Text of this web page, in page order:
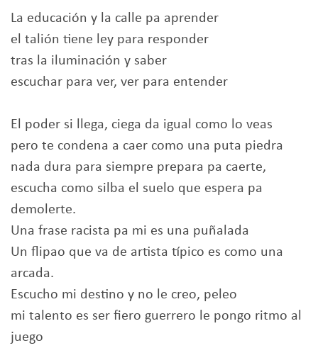
La educación y la calle pa aprender
el talión tiene ley para responder
tras la iluminación y saber
escuchar para ver, ver para entender
El poder si llega, ciega da igual como lo veas
pero te condena a caer como una puta piedra
nada dura para siempre prepara pa caerte,
escucha como silba el suelo que espera pa
demolerte.
Una frase racista pa mi es una puñalada
Un flipao que va de artista típico es como una
arcada.
Escucho mi destino y no le creo, peleo
mi talento es ser fiero guerrero le pongo ritmo al
juego